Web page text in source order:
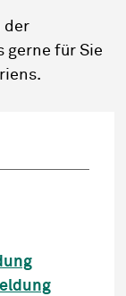
der
gerne für Sie